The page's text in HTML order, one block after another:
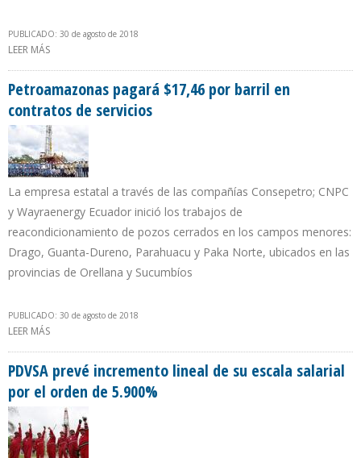
PUBLICADO: 30 de agosto de 2018
LEER MÁS
Petroamazonas pagará $17,46 por barril en
contratos de servicios
La empresa estatal a través de las compañías Consepetro; CNPC
y Wayraenergy Ecuador inició los trabajos de
reacondicionamiento de pozos cerrados en los campos menores:
Drago, Guanta-Dureno, Parahuacu y Paka Norte, ubicados en las
provincias de Orellana y Sucumbíos
PUBLICADO: 30 de agosto de 2018
LEER MÁS
PDVSA prevé incremento lineal de su escala salarial
por el orden de 5.900%